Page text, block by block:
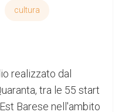
cultura
realizzato dal
tra le 55 start
Barese nell'ambito